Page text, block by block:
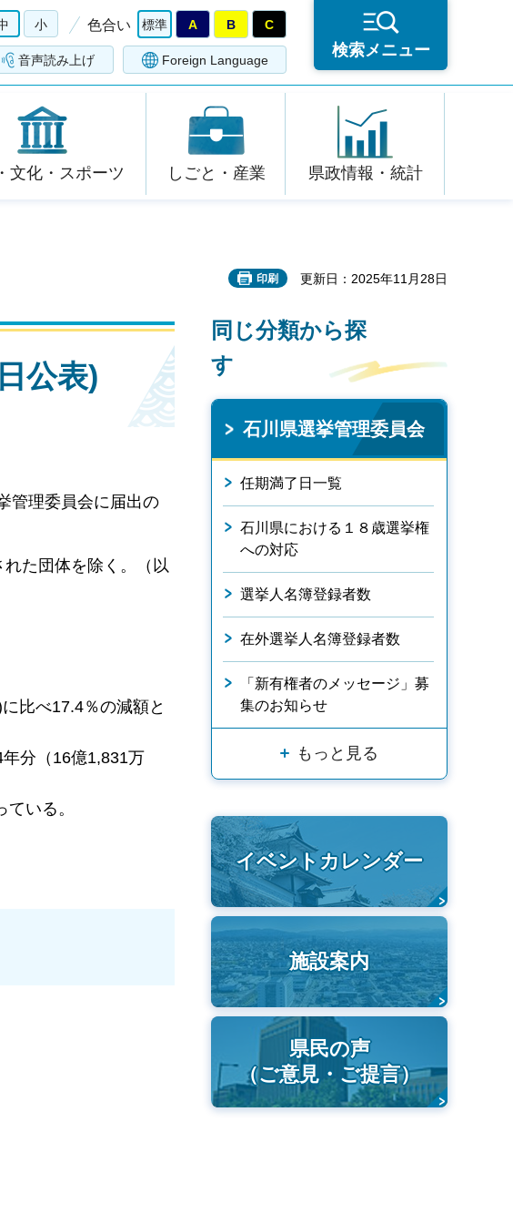
小 色合い 標準 A B C
音声読み上げ Foreign Language
検索メニュー
文化・スポーツ しごと・産業 県政情報・統計
印刷 更新日：2025年11月28日
公表)
管理委員会に届出の
た団体を除く。（以
比べ17.4％の減額と
分（16億1,831万
いる。
同じ分類から探
す
石川県選挙管理委員会
任期満了日一覧
石川県における１８歳選挙権
への対応
選挙人名簿登録者数
在外選挙人名簿登録者数
「新有権者のメッセージ」募
集のお知らせ
もっと見る
イベントカレンダー
施設案内
県民の声
（ご意見・ご提言）